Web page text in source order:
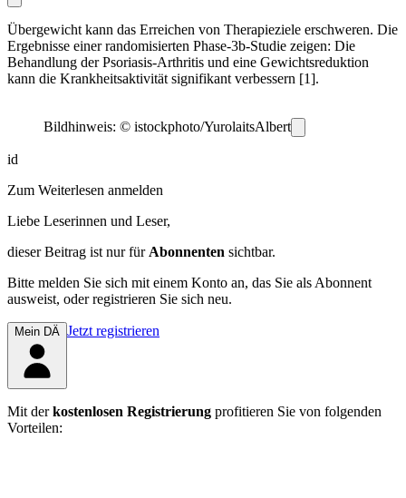
Übergewicht kann das Erreichen von Therapieziele erschweren. Die
Ergebnisse einer randomisierten Phase‑3b‑Studie zeigen: Die
Behandlung der Psoriasis-Arthritis und eine Gewichtsreduktion
kann die Krankheitsaktivität signifikant verbessern [1].
Bildhinweis: © istockphoto/YurolaitsAlbert
id
Zum Weiterlesen anmelden
Liebe Leserinnen und Leser,
dieser Beitrag ist nur für Abonnenten sichtbar.
Bitte melden Sie sich mit einem Konto an, das Sie als Abonnent
ausweist, oder registrieren Sie sich neu.
Mein DÄ Jetzt registrieren
Mit derkostenlosen Registrierung profitieren Sie von folgenden
Vorteilen: